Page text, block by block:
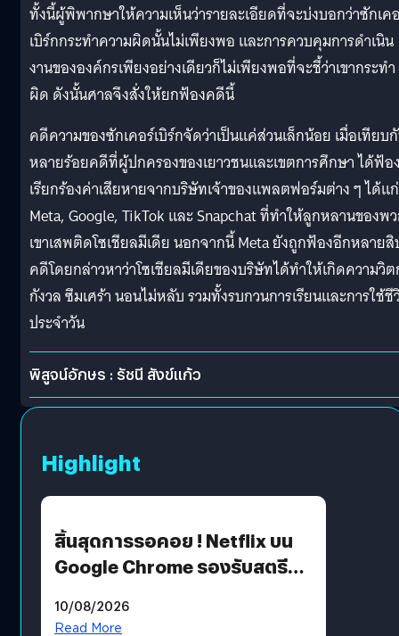
ทั้งนี้ผู้พิพากษาให้ความเห็นว่ารายละเอียดที่จะบ่งบอกว่าซักเค
เบิร์กกระทำความผิดนั้นไม่เพียงพอ และการควบคุมการดำเนิน
งานขององค์กรเพียงอย่างเดียวก็ไม่เพียงพอที่จะชี้ว่าเขากระทำ
ผิด ดังนั้นศาลจึงสั่งให้ยกฟ้องคดีนี้
คดีความของซักเคอร์เบิร์กจัดว่าเป็นแค่ส่วนเล็กน้อย เมื่อเทียบ
หลายร้อยคดีที่ผู้ปกครองของเยาวชนและเขตการศึกษา ได้ฟ้อ
เรียกร้องค่าเสียหายจากบริษัทเจ้าของแพลตฟอร์มต่าง ๆ ได้แก่
Meta, Google, TikTok และ Snapchat ที่ทำให้ลูกหลานของพ
เขาเสพติดโซเชียลมีเดีย นอกจากนี้ Meta ยังถูกฟ้องอีกหลาย
คดีโดยกล่าวหาว่าโซเชียลมีเดียของบริษัทได้ทำให้เกิดความวิ
กังวล ซึมเศร้า นอนไม่หลับ รวมทั้งรบกวนการเรียนและการใช้
ประจำวัน
พิสูจน์อักษร : รัชนี สังข์แก้ว
Highlight
สิ้นสุดการรอคอย ! Netflix บน
Google Chrome รองรับสตรีม
เงื่อนไขที่กำหนด
10/08/2026
Read More